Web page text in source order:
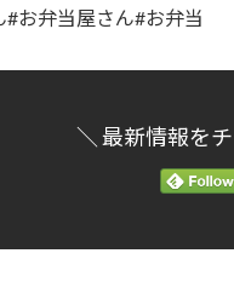
お弁当屋さん#お弁当
＼ 最新情報を